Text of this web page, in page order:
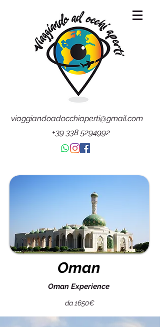
viaggiandoadocchiaperti@gmail.com
+39 338 5294992
Oman
Oman Experience
da 1650€